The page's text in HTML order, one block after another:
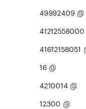
49992409
41212558000
41612158051
16
4210014
12300